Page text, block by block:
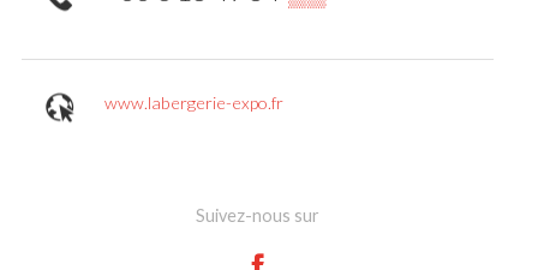
www.labergerie-expo.fr
Suivez-nous sur